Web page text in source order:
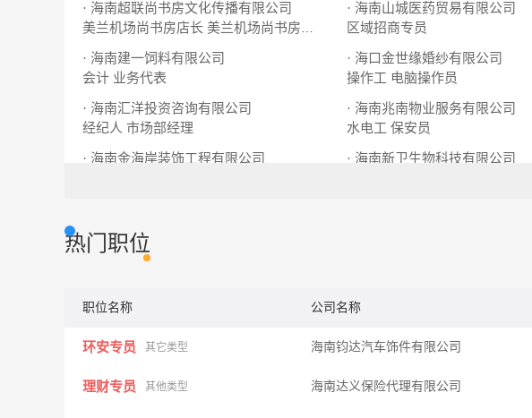
· 海南超联尚书房文化传播有限公司
美兰机场尚书房店长 美兰机场尚书房营业员
· 海南山城医药贸易有限公司
区域招商专员
· 海南建一饲料有限公司
会计 业务代表
· 海口金世缘婚纱有限公司
操作工 电脑操作员
· 海南汇洋投资咨询有限公司
经纪人 市场部经理
· 海南兆南物业服务有限公司
水电工 保安员
· 海南金海岸装饰工程有限公司
· 海南新卫生物科技有限公司
热门职位
职位名称 公司名称
环安专员 其它类型 海南钧达汽车饰件有限公司
理财专员 其他类型 海南达义保险代理有限公司